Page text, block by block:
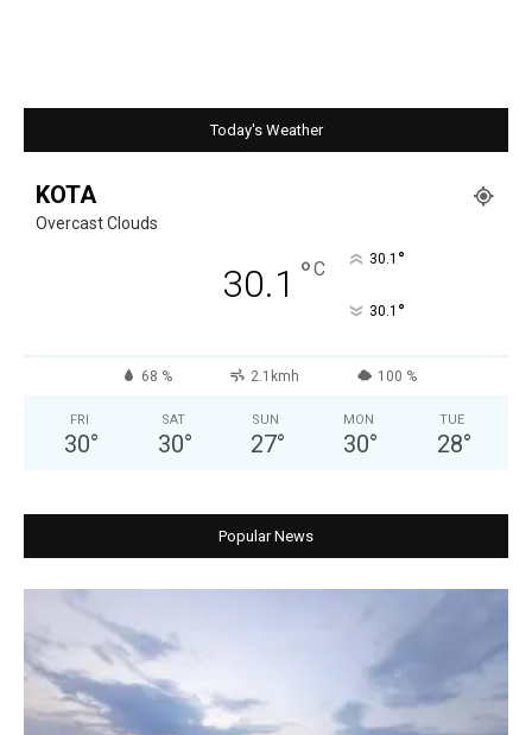
Today's Weather
KOTA
Overcast Clouds
30.1 °C 30.1 °
30.1 °
68 % 2.1kmh 100 %
FRI
30°
SAT
30°
SUN
27°
MON
30°
TUE
28°
Popular News